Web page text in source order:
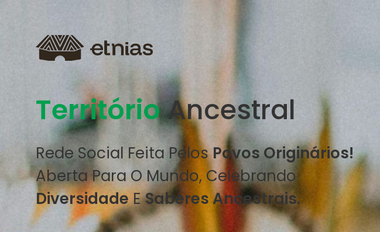
TerritórioAncestral
Rede Social Feita PelosPovos Originários!
Aberta Para O Mundo, Celebrando
DiversidadeESaberes Ancestrais.